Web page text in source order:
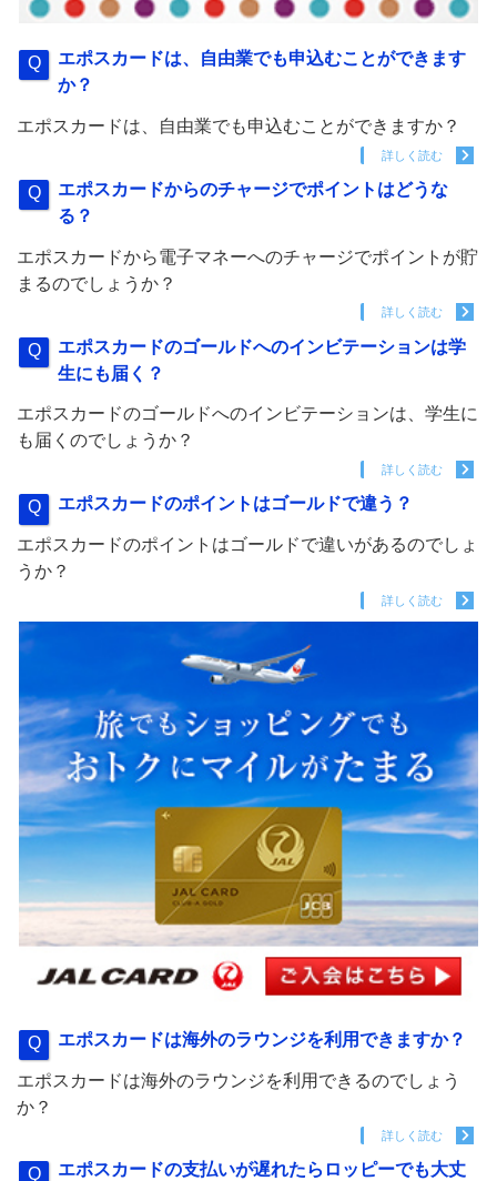
エポスカードは、自由業でも申込むことができます
か？
エポスカードは、自由業でも申込むことができますか？
詳しく読む
エポスカードからのチャージでポイントはどうな
る？
エポスカードから電子マネーへのチャージでポイントが貯
まるのでしょうか？
詳しく読む
エポスカードのゴールドへのインビテーションは学
生にも届く？
エポスカードのゴールドへのインビテーションは、学生に
も届くのでしょうか？
詳しく読む
エポスカードのポイントはゴールドで違う？
エポスカードのポイントはゴールドで違いがあるのでしょ
うか？
詳しく読む
エポスカードは海外のラウンジを利用できますか？
エポスカードは海外のラウンジを利用できるのでしょう
か？
詳しく読む
エポスカードの支払いが遅れたらロッピーでも大丈